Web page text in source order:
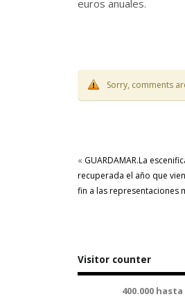
euros anuales.
Sorry, comments
« GUARDAMAR.La
recuperada el año que
fin a las representaciones
Visitor counter
400.000